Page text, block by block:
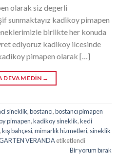
olarak siz degerli
sunmaktayız kadikoy pimapen
birlikte her konuda
ediyoruz kadikoy ilcesinde
pimapen olarak […]
DEVAM EDIN →
sineklik,bostancı,bostancı pimapen
pimapen,kadikoy sineklik,kedi
,kış bahçesi,mimarlık hizmetleri, sineklik
VERANDA etiketlendi
Bir yorum bırak